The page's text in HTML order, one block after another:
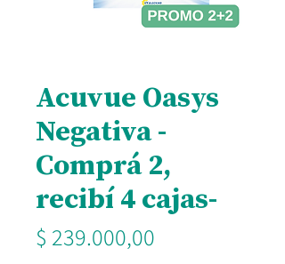
Acuvue Oasys
Negativa -
Comprá 2,
recibí 4 cajas-
$ 239.000,00